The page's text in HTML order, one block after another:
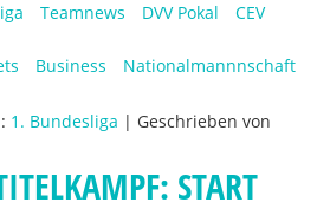
Teamnews DVV Pokal CEV
Business Nationalmannnschaft
1. Bundesliga | Geschrieben von
START